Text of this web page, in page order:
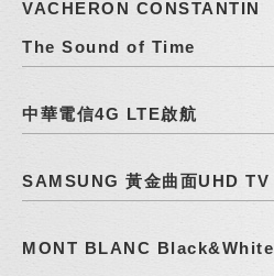
VACHERON CONSTANTIN
The Sound of Time
中華電信4G LTE啟航
SAMSUNG 黃金曲面UHD TV
MONT BLANC Black&White